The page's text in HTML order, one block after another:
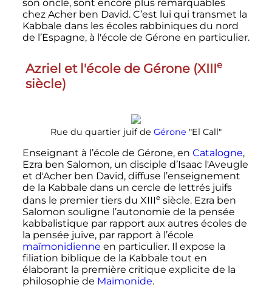
son oncle, sont encore plus remarquables
chez Acher ben David. C’est lui qui transmet la
Kabbale dans les écoles rabbiniques du nord
de l’Espagne, à l'école de Gérone en particulier.
Azriel et l'école de Gérone (XIIIe
siècle)
Rue du quartier juif de Gérone "El Call"
Enseignant à l’école de Gérone, en Catalogne,
Ezra ben Salomon, un disciple d’Isaac l'Aveugle
et d'Acher ben David, diffuse l’enseignement
de la Kabbale dans un cercle de lettrés juifs
dans le premier tiers du XIIIe siècle. Ezra ben
Salomon souligne l’autonomie de la pensée
kabbalistique par rapport aux autres écoles de
la pensée juive, par rapport à l’école
maïmonidienne en particulier. Il expose la
filiation biblique de la Kabbale tout en
élaborant la première critique explicite de la
philosophie de Maïmonide.